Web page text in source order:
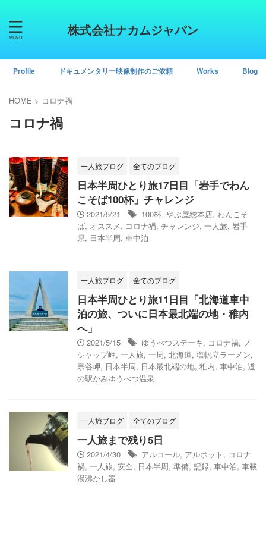
株式会社ナカムジャパン
Profile ドキュメンタリー映像制作のご依頼 Works Blog
HOME > コロナ禍
コロナ禍
一人旅ブログ 全てのブログ
日本半周ひとり旅17日目「岩手でわん
こそば100杯」チャレンジ
2021/5/21 100杯, やぶ屋総本店, わんこそ
ば, オススメ, コロナ禍, チャレンジ, 一人旅, 岩手
県, 日本半周, 車中泊
一人旅ブログ 全てのブログ
日本半周ひとり旅11日目「北海道車中
泊の旅、ついに日本最北端の地・稚内
へ」
2021/5/15 ゆうべつステーキ, コロナ禍, ノ
シャップ岬, 一人旅, 一周, 北海道, 塩帆立ラーメン,
宗谷岬, 日本半周, 日本最北端の地, 稚内, 車中泊, 道
の駅かみゆうべつ温泉
一人旅ブログ 全てのブログ
一人旅まで残り5日
2021/4/30 アルコール, アルポット , コロナ
禍, 一人旅, 安全, 日本半周, 準備, 記録, 車中泊, 車載
湯沸かし器